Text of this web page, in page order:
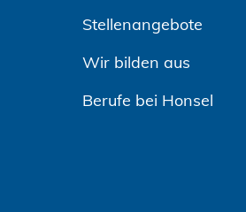
Stellenangebote
Wir bilden aus
Berufe bei Honsel